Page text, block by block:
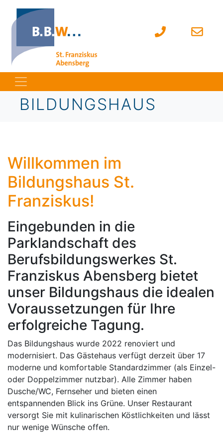
BILDUNGSHAUS
Willkommen im
Bildungshaus St.
Franziskus!
Eingebunden in die
Parklandschaft des
Berufsbildungswerkes St.
Franziskus Abensberg bietet
unser Bildungshaus die idealen
Voraussetzungen für Ihre
erfolgreiche Tagung.
Das Bildungshaus wurde 2022 renoviert und
modernisiert. Das Gästehaus verfügt derzeit über 17
moderne und komfortable Standardzimmer (als Einzel-
oder Doppelzimmer nutzbar). Alle Zimmer haben
Dusche/WC, Fernseher und bieten einen
entspannenden Blick ins Grüne. Unser Restaurant
versorgt Sie mit kulinarischen Köstlichkeiten und lässt
nur wenige Wünsche offen.